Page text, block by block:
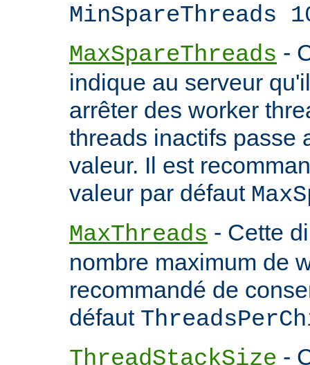
MinSpareThreads
MaxSpareThreads -
indique au serveur
arrêter des worker
threads inactifs passe
valeur. Il est
valeur par défaut
MaxThreads - Cette
nombre maximum de
recommandé de
défaut
ThreadStackSize -